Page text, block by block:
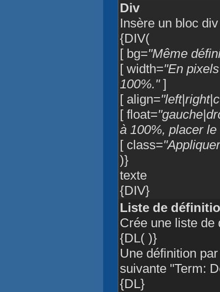
Div
Insère un bloc
{DIV(
[ bg="Même
[ width="En
100%."]
[ align=
[ float=
à 100%, placer
[ class=
)}
texte
{DIV}
Liste de
Crée une liste de
{DL( )}
Une définition
suivante "Term:
{DL}